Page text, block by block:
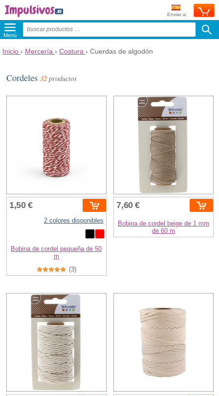
Enviar a:
Menú
Inicio › Mercería › Costura › Cuerdas de algodón
Cordeles32 productos
1,50 €
2 colores disponibles
Bobina de cordel pequeña de 50
m
(3)
7,60 €
Bobina de cordel beige de 1 mm
de 60 m